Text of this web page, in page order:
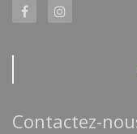
Contactez-